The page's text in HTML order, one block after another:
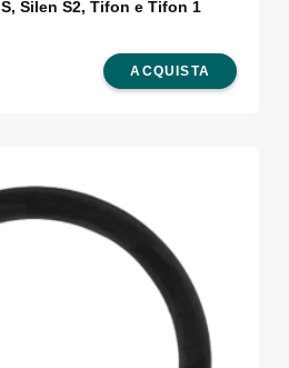
Silen S2, Tifon e Tifon 1
ACQUISTA